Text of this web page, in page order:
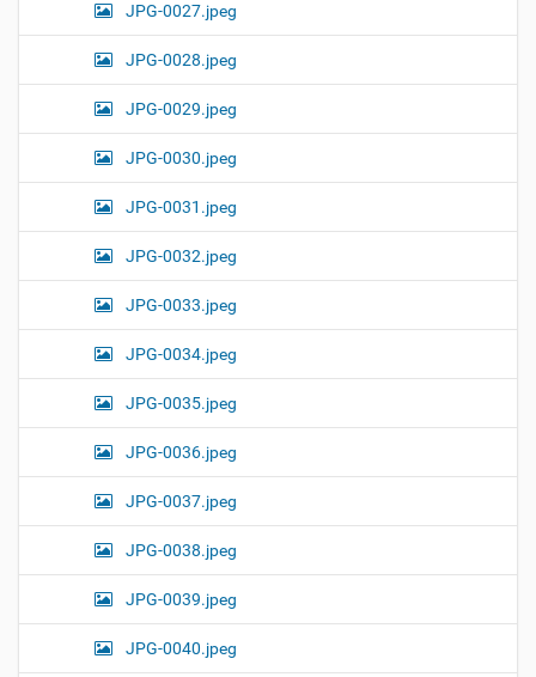
JPG-0027.jpeg
JPG-0028.jpeg
JPG-0029.jpeg
JPG-0030.jpeg
JPG-0031.jpeg
JPG-0032.jpeg
JPG-0033.jpeg
JPG-0034.jpeg
JPG-0035.jpeg
JPG-0036.jpeg
JPG-0037.jpeg
JPG-0038.jpeg
JPG-0039.jpeg
JPG-0040.jpeg